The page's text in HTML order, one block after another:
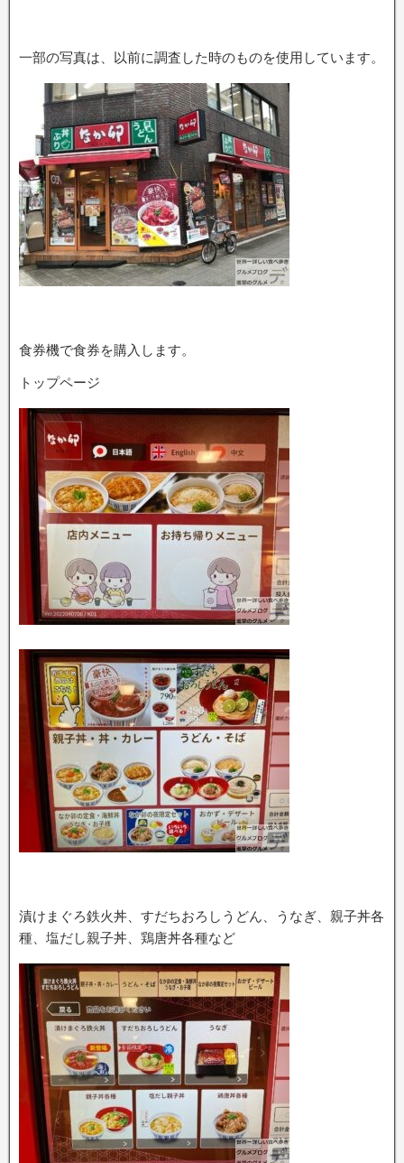
一部の写真は、以前に調査した時のものを使用しています。
食券機で食券を購入します。
トップページ
漬けまぐろ鉄火丼、すだちおろしうどん、うなぎ、親子丼各
種、塩だし親子丼、鶏唐丼各種など